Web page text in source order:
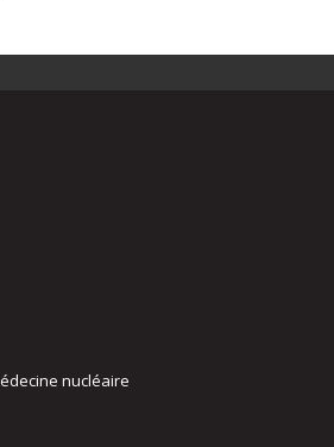
nucléaire